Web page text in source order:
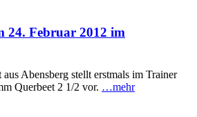
24. Februar 2012 im
Abensberg stellt erstmals im Trainer
Querbeet 2 1/2 vor. …mehr